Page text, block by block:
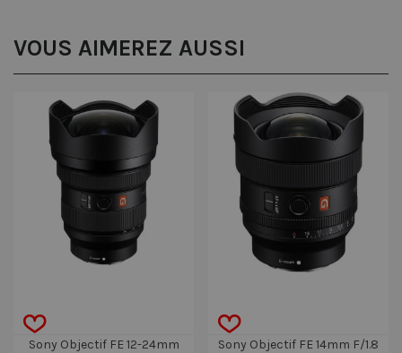
VOUS AIMEREZ AUSSI
Sony Objectif FE 12-24mm
Sony Objectif FE 14mm F/1.8